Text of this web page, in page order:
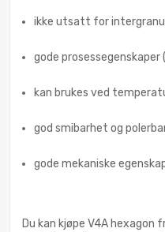
ikke utsatt for
gode
kan brukes ved
god smibarhet og
gode mekaniske
Du kan kjøpe V4A hexagon